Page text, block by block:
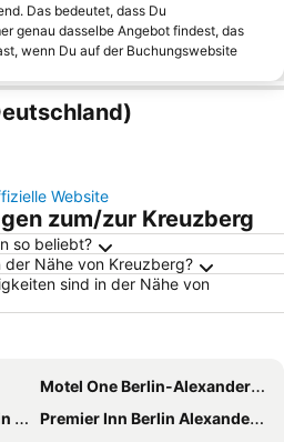
Das bedeutet, dass Du
genau dasselbe Angebot findest, das
wenn Du auf der Buchungswebsite
Website
zum/zur Kreuzberg
so beliebt?
Nähe von Kreuzberg?
sind in der Nähe von
Motel One Berlin-Alexanderplatz
Premier Inn Berlin Alexanderplatz hotel